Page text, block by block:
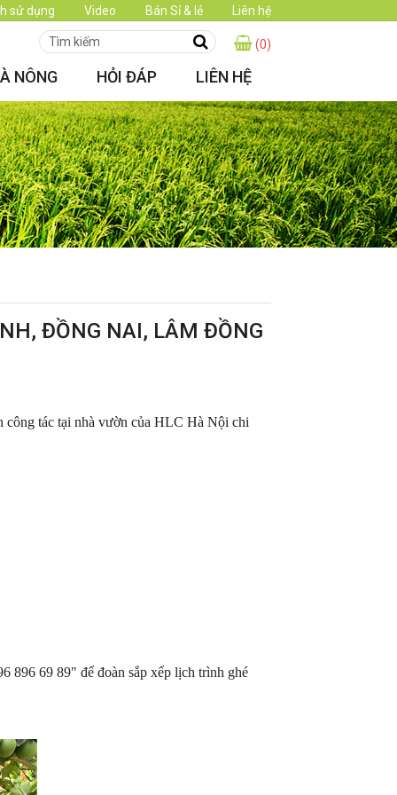
sử dụng Video Bán Sỉ & lẻ Liên hệ
(0)
NÔNG HỎI ĐÁP LIÊN HỆ
ĐỒNG NAI, LÂM ĐỒNG
tác tại nhà vườn của HLC Hà Nội chi
896 69 89" để đoàn sắp xếp lịch trình ghé